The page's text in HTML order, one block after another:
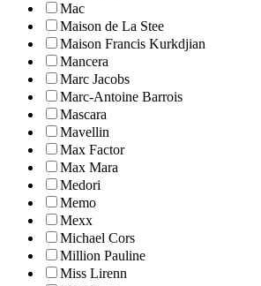
Mac
Maison de La Stee
Maison Francis Kurkdjian
Mancera
Marc Jacobs
Marc-Antoine Barrois
Mascara
Mavellin
Max Factor
Max Mara
Medori
Memo
Mexx
Michael Cors
Million Pauline
Miss Lirenn